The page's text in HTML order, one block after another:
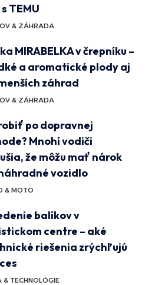
TEMU
& ZÁHRADA
MIRABELKA v črepníku –
a aromatické plody aj
záhrad
& ZÁHRADA
po dopravnej
Mnohí vodiči
že môžu mať nárok
vozidlo
& MOTO
balíkov v
centre – aké
riešenia zrýchľujú
& TECHNOLÓGIE